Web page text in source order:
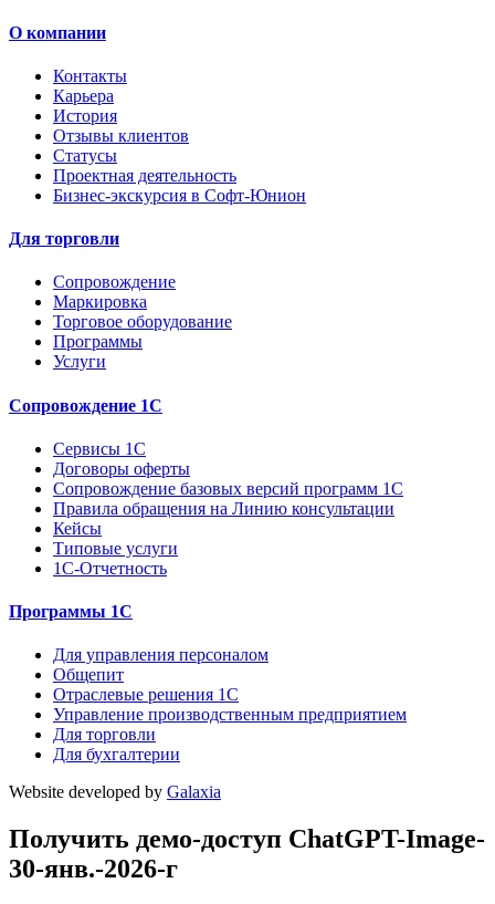
О компании
Контакты
Карьера
История
Отзывы клиентов
Статусы
Проектная деятельность
Бизнес-экскурсия в Софт-Юнион
Для торговли
Сопровождение
Маркировка
Торговое оборудование
Программы
Услуги
Сопровождение 1С
Сервисы 1С
Договоры оферты
Сопровождение базовых версий программ 1С
Правила обращения на Линию консультации
Кейсы
Типовые услуги
1С-Отчетность
Программы 1С
Для управления персоналом
Общепит
Отраслевые решения 1С
Управление производственным предприятием
Для торговли
Для бухгалтерии
Website developed by Galaxia
Получить демо-доступ ChatGPT-Image-
30-янв.-2026-г